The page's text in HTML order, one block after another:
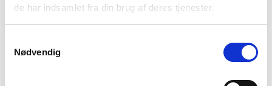
de har indsamlet fra din brug af deres tjenester.
Nødvendig
Fleecen føles blød mod huden og holder effektivt på varmen
så den sikre du holder varmen på de køligere dage. Foran har
fleecen en gennemgående lynlås der gør den nem at tage af
og på samt nemt at regulere varmen. De to sidelommer med
lynlås giver praktisk opbevaring at småting som for eksempel
for lige ved hånden.